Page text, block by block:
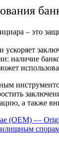
– это
ускоряет
наличие
а также
(OEM) —